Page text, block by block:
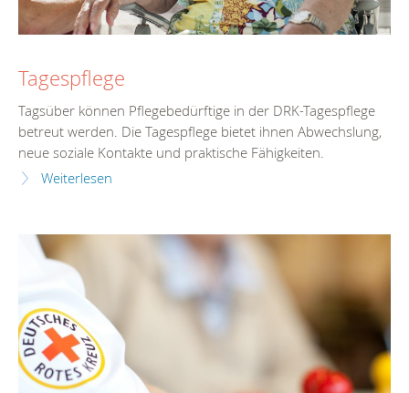
Tagespflege
Tagsüber können Pflegebedürftige in der DRK-Tagespflege
betreut werden. Die Tagespflege bietet ihnen Abwechslung,
neue soziale Kontakte und praktische Fähigkeiten.
Weiterlesen